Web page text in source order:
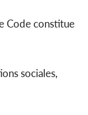
Code constitue
sociales,